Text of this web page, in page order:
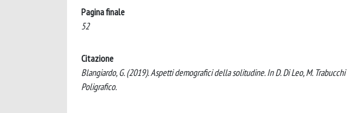
Pagina finale
52
Citazione
Blangiardo, G. (2019). Aspetti demografici della solitudine. In D. Di Leo, M.
Poligrafico.